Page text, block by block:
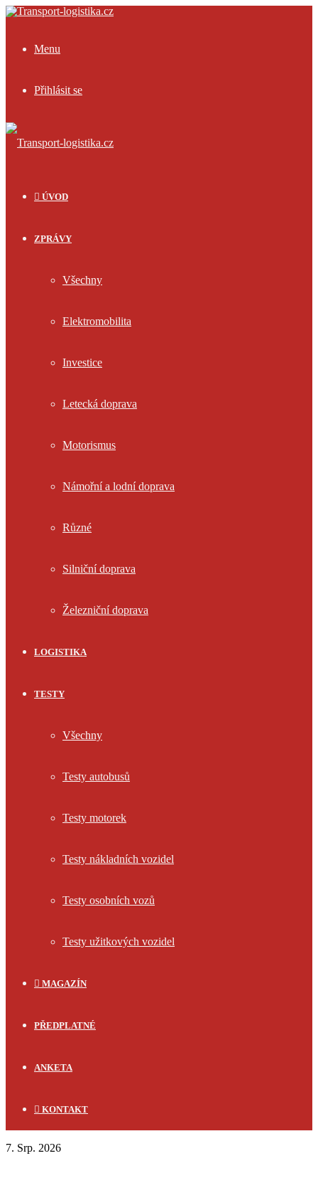
Menu
Přihlásit se
ÚVOD
ZPRÁVY
Všechny
Elektromobilita
Investice
Letecká doprava
Motorismus
Námořní a lodní doprava
Různé
Silniční doprava
Železniční doprava
LOGISTIKA
TESTY
Všechny
Testy autobusů
Testy motorek
Testy nákladních vozidel
Testy osobních vozů
Testy užitkových vozidel
MAGAZÍN
PŘEDPLATNÉ
ANKETA
KONTAKT
7. Srp. 2026